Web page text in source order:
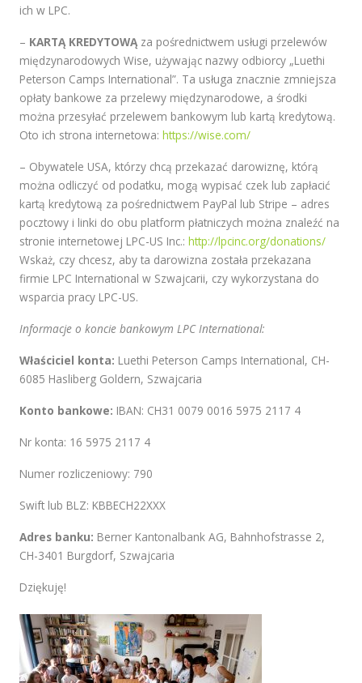
ich w LPC.
– KARTĄ KREDYTOWĄza pośrednictwem usługi przelewów
międzynarodowych Wise, używając nazwy odbiorcy „Luethi
Peterson Camps International”. Ta usługa znacznie zmniejsza
opłaty bankowe za przelewy międzynarodowe, a środki
można przesyłać przelewem bankowym lub kartą kredytową.
Oto ich strona internetowa: https://wise.com/
– Obywatele USA, którzy chcą przekazać darowiznę, którą
można odliczyć od podatku, mogą wypisać czek lub zapłacić
kartą kredytową za pośrednictwem PayPal lub Stripe – adres
pocztowy i linki do obu platform płatniczych można znaleźć na
stronie internetowej LPC-US Inc.: http://lpcinc.org/donations/
Wskaż, czy chcesz, aby ta darowizna została przekazana
firmie LPC International w Szwajcarii, czy wykorzystana do
wsparcia pracy LPC-US.
Informacje o koncie bankowym LPC International:
Właściciel konta: Luethi Peterson Camps International, CH-
6085 Hasliberg Goldern, Szwajcaria
Konto bankowe: IBAN: CH31 0079 0016 5975 2117 4
Nr konta: 16 5975 2117 4
Numer rozliczeniowy: 790
Swift lub BLZ: ​​KBBECH22XXX
Adres banku: Berner Kantonalbank AG, Bahnhofstrasse 2,
CH-3401 Burgdorf, Szwajcaria
Dziękuję!